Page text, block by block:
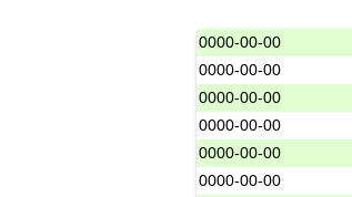
0000-00-00
0000-00-00
0000-00-00
0000-00-00
0000-00-00
0000-00-00